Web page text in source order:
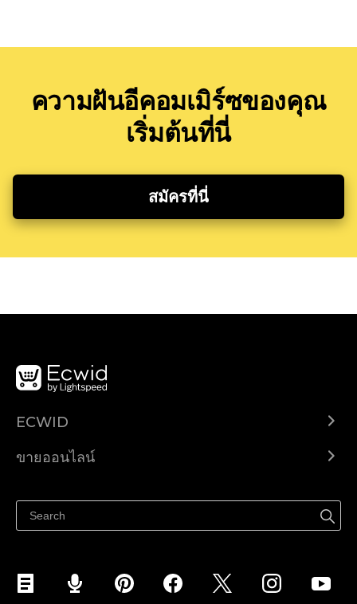
ความฝันอีคอมเมิร์ซของคุณ
เริ่มต้นที่นี่
สมัครที่นี่
ECWID
ราคา
ขายออนไลน์
ขายบนเฟสบุ๊ค